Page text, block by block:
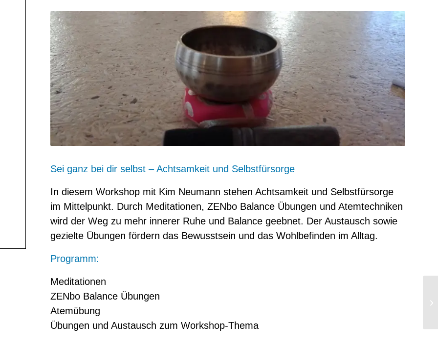
Sei ganz bei dir selbst – Achtsamkeit und Selbstfürsorge
In diesem Workshop mit Kim Neumann stehen Achtsamkeit und Selbstfürsorge
im Mittelpunkt. Durch Meditationen, ZENbo Balance Übungen und Atemtechniken
wird der Weg zu mehr innerer Ruhe und Balance geebnet. Der Austausch sowie
gezielte Übungen fördern das Bewusstsein und das Wohlbefinden im Alltag.
Programm:
Meditationen
ZENbo Balance Übungen
Atemübung
Übungen und Austausch zum Workshop-Thema